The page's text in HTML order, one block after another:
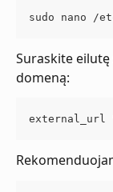
sudo nano /
Suraskite eilutę
domeną:
external_url